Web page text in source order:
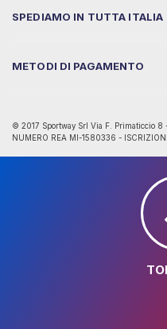
SPEDIAMO IN TUTTA ITALIA
METODI DI PAGAMENTO
© 2017 Sportway Srl Via F. Primaticcio
NUMERO REA MI-1580336 -